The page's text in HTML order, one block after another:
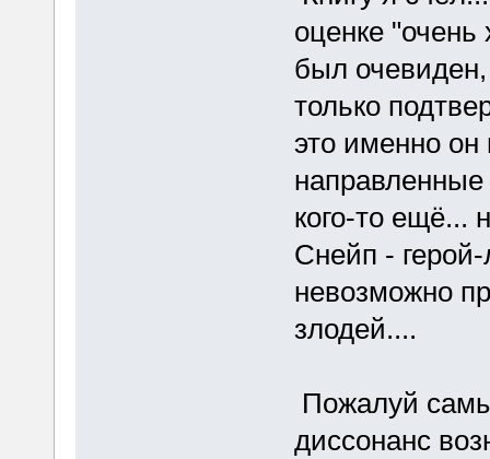
оценке "очень
был
только
это именно
направленные
кого-то ещё...
Снейп -
невозможно
злодей....
Пожалуй
диссонанс